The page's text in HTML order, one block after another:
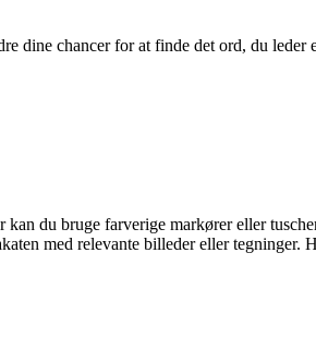
dine chancer for at finde det ord, du leder
du bruge farverige markører eller
med relevante billeder eller tegninger.